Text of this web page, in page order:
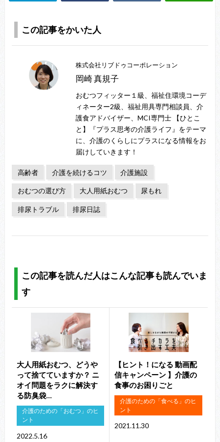
この記事をかいた人
株式会社リブドゥコーポレーション
岡崎 真規子
おむつフィッター１級、福祉住環境コーデ
ィネーター2級、福祉用具専門相談員、介
護食アドバイザー、MCI専門士 【ひとこ
と】『プラス思考の介護ライフ』をテーマ
に、介護のくらしにプラスになる情報をお
届けしていきます！
高齢者 介護を続けるコツ 介護施設
おむつの選び方 大人用紙おむつ 尿もれ
排尿トラブル 排尿日誌
この記事を読んだ人はこんな記事も読んでいま
す
大人用紙おむつ、どうや
って捨てていますか？ ニ
オイ問題をラクに解決す
る防臭袋…
介護のための「おむつ」のヒ
ント
2022.5.16
【ヒント！になる 動画配
信キャンペーン 】介護の
食事のお困りごと
介護のための「食べる」のヒ
ント
2021.11.30